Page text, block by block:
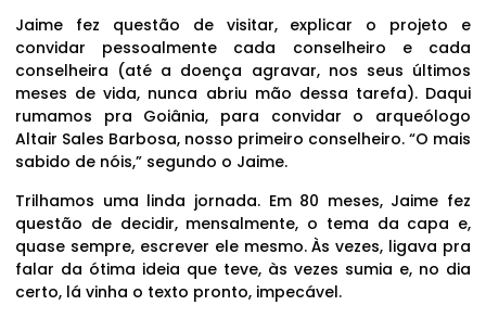
Jaime fez questão de visitar, explicar o projeto e
convidar pessoalmente cada conselheiro e cada
conselheira (até a doença agravar, nos seus últimos
meses de vida, nunca abriu mão dessa tarefa). Daqui
rumamos pra Goiânia, para convidar o arqueólogo
Altair Sales Barbosa, nosso primeiro conselheiro. “O mais
sabido de nóis,” segundo o Jaime.
Trilhamos uma linda jornada. Em 80 meses, Jaime fez
questão de decidir, mensalmente, o tema da capa e,
quase sempre, escrever ele mesmo. Às vezes, ligava pra
falar da ótima ideia que teve, às vezes sumia e, no dia
certo, lá vinha o texto pronto, impecável.